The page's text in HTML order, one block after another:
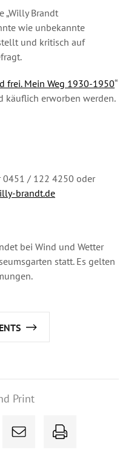
„Willy Brandt
wie unbekannte
und kritisch auf
frei. Mein Weg 1930-1950“
käuflich erworben werden.
/ 122 4250 oder
brandt.de
bei Wind und Wetter
statt. Es gelten
Print